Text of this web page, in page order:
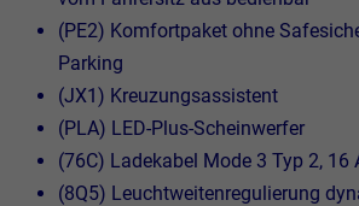
(PE2) Komfortpaket ohne
Parking
(JX1) Kreuzungsassistent
(PLA) LED-Plus-Scheinwerfer
(76C) Ladekabel Mode 3 Typ 2, 16
(8Q5) Leuchtweitenregulierung